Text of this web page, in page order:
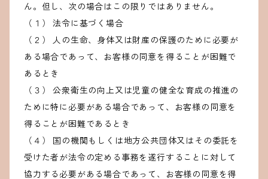
ん。但し、次の場合はこの限りではありません。
（１） 法令に基づく場合
（２） 人の生命、身体又は財産の保護のために必要が
ある場合であって、お客様の同意を得ることが困難で
あるとき
（３） 公衆衛生の向上又は児童の健全な育成の推進の
ために特に必要がある場合であって、お客様の同意を
得ることが困難であるとき
（４） 国の機関もしくは地方公共団体又はその委託を
受けた者が法令の定める事務を遂行することに対して
協力する必要がある場合であって、お客様の同意を得